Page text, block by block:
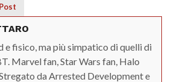
e fisico, ma più simpatico di quelli di
Marvel fan, Star Wars fan, Halo
da Arrested Development e